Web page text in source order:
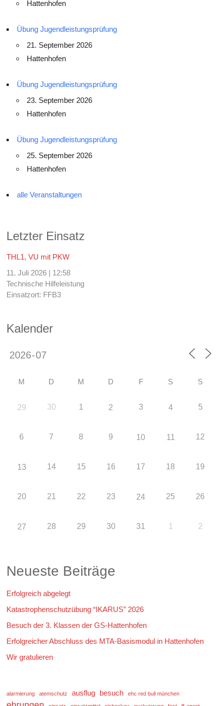
Hattenhofen
Übung Jugendleistungsprüfung
21. September 2026
Hattenhofen
Übung Jugendleistungsprüfung
23. September 2026
Hattenhofen
Übung Jugendleistungsprüfung
25. September 2026
Hattenhofen
alle Veranstaltungen
Letzter Einsatz
THL1, VU mit PKW
11. Juli 2026 | 12:58
Technische Hilfeleistung
Einsatzort: FFB3
Kalender
M D M D F S S
29 30 1 2 3 4 5
6 7 8 9 10 11 12
13 14 15 16 17 18 19
20 21 22 23 24 25 26
27 28 29 30 31 1 2
Neueste Beiträge
Erfolgreich abgelegt
Katastrophenschutzübung “IKARUS” 2026
Besuch der 3. Klassen der GS-Hattenhofen
Erfolgreicher Abschluss des MTA-Basismodul in Hattenhofen
Wir gratulieren
alarmierung atemschutz ausflug besuch ehc red bull münchen